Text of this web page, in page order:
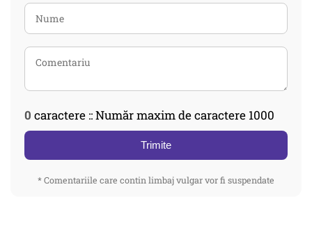
0 caractere :: Număr maxim de caractere 1000
Trimite
* Comentariile care contin limbaj vulgar vor fi suspendate